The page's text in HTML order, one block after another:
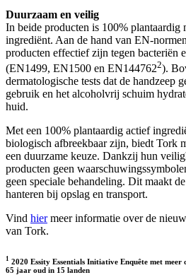
Duurzaam en veilig
In beide producten is 100% plantaardig
ingrediënt. Aan de hand van EN-
producten effectief zijn tegen bacteriën
(EN1499, EN1500 en EN1447622).
dermatologische tests dat de handzeep
gebruik en het alcoholvrij schuim
huid.
Met een 100% plantaardig actief
biologisch afbreekbaar zijn, biedt Tork
een duurzame keuze. Dankzij hun
producten geen
geen speciale behandeling. Dit maakt
hanteren bij opslag en transport.
Vind hiermeer informatie over de
van Tork.
1 2020 Essity Essentials Initiative Enquête met meer
65 jaar oud in 15 landen